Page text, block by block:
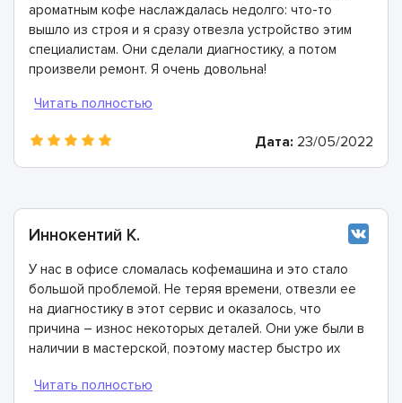
ароматным кофе наслаждалась недолго: что-то
вышло из строя и я сразу отвезла устройство этим
специалистам. Они сделали диагностику, а потом
произвели ремонт. Я очень довольна!
Дата: 23/05/2022
Иннокентий К.
У нас в офисе сломалась кофемашина и это стало
большой проблемой. Не теряя времени, отвезли ее
на диагностику в этот сервис и оказалось, что
причина – износ некоторых деталей. Они уже были в
наличии в мастерской, поэтому мастер быстро их